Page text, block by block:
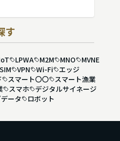
す
LPWA M2M MNO
MVNE
SIM VPN Wi-Fi
エッジ
スマート〇〇
スマート漁業
スマホ
デジタルサイネージ
ータ ロボット